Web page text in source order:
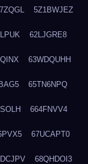
5Z1BWJEZ
62LJGRE8
63WDQUHH
65TN6NPQ
664FNVV4
67UCAPT0
68QHDOI3